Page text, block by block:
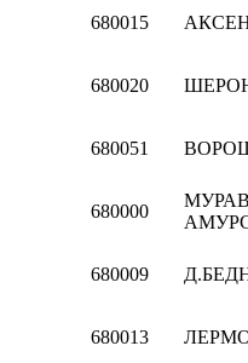
680015
680020
680051
680000
680009
680013